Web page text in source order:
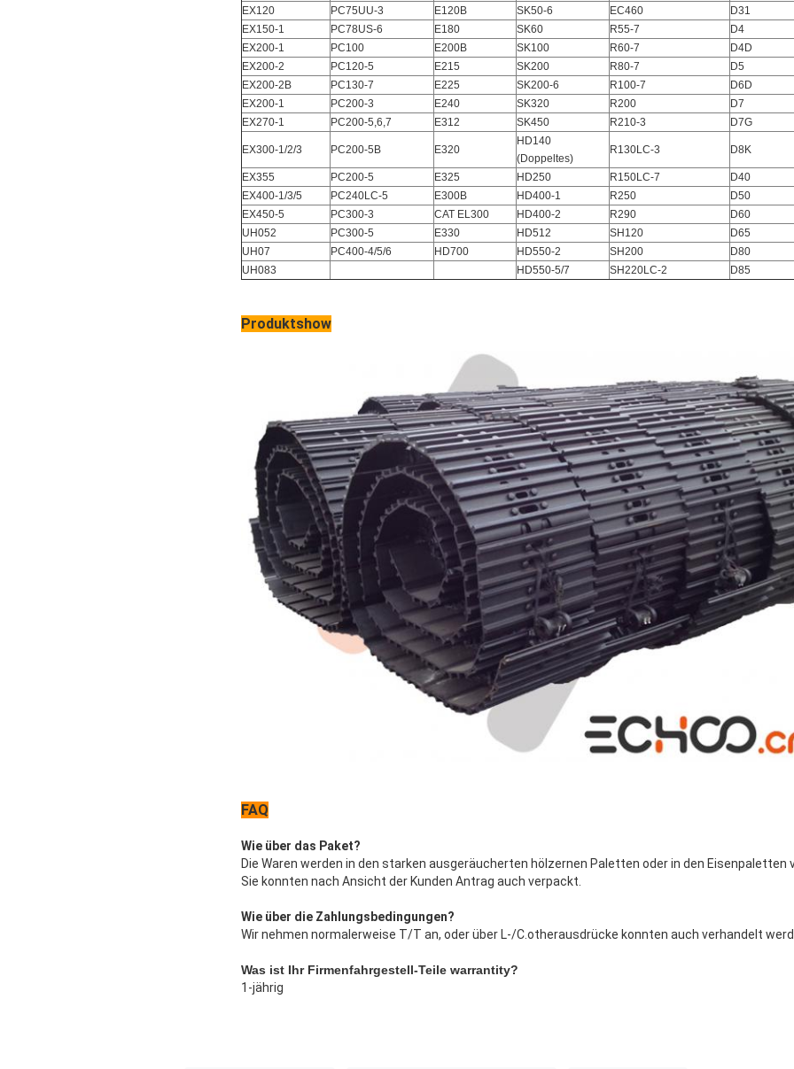
EX120
PC75UU-3 E120B SK50-6 EC460
D31
EX150-1
PC78US-6 E180 SK60 R55-7
D4
EX200-1
PC100 E200B SK100 R60-7
D4D
EX200-2
PC120-5 E215 SK200 R80-7
D5
EX200-2B
PC130-7 E225 SK200-6 R100-7
D6D
EX200-1
PC200-3 E240 SK320 R200
D7
EX270-1
PC200-5,6,7 E312 SK450 R210-3 D7G
EX300-1/2/3 PC200-5B E320
HD140
(Doppeltes)
R130LC-3 D8K
EX355 PC200-5 E325 HD250 R150LC-7
D40
EX400-1/3/5
PC240LC-5 E300B HD400-1 R250
D50
EX450-5
PC300-3 CAT EL300 HD400-2 R290
D60
UH052
PC300-5 E330 HD512 SH120
D65
UH07
PC400-4/5/6 HD700 HD550-2 SH200
D80
UH083
HD550-5/7 SH220LC-2 D85
Produktshow
FAQ
Wie über das Paket?
Die Waren werden in den starken ausgeräucherten hölzernen Paletten oder in den Eisenpaletten
Sie konnten nach Ansicht der Kunden Antrag auch verpackt.
Wie über die Zahlungsbedingungen?
Wir nehmen normalerweise T/T an, oder über L-/C.otherausdrücke konnten auch verhandelt
Was ist Ihr Firmenfahrgestell-Teile warrantity?
1-jährig